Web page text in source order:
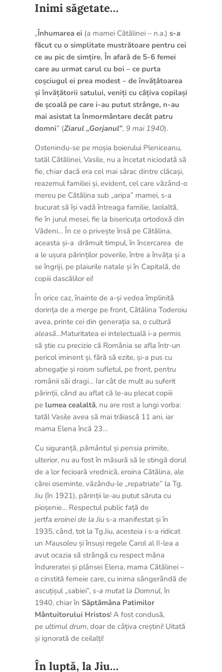
Inimi săgetate…
„Înhumarea ei (a mamei Cătălinei – n.a.) s-a
făcut cu o simplitate mustrătoare pentru cei
ce au pic de simțire. În afară de 5-6 femei
care au urmat carul cu boi – ce purta
coșciugul ei prea modest – de învățătoarea
și învățătorii satului, veniți cu câțiva copilași
de școală pe care i-au putut strânge, n-au
mai asistat la înmormântare decât patru
domni” (Ziarul „Gorjanul”, 9 mai 1940).
Ostenindu-se pe moșia boierului Pleniceanu,
tatăl Cătălinei, Vasile, nu a încetat niciodată să
fie, chiar dacă era cel mai sărac dintre clăcași,
reazemul familiei și, evident, cel care văzând-o
mereu pe Cătălina sub „aripa” mamei, s-a
bucurat să își vadă întreaga familie, laolaltă,
fie în jurul mesei, fie la bisericuța ortodoxă din
Vădeni… În ce o privește însă pe Cătălina,
aceasta și-a drămuit timpul, în încercarea de
a le ușura părinților poverile, între a învăța și a
se îngriji, pe plaiurile natale și în Capitală, de
copiii dascălilor ei!
În orice caz, înainte de a-și vedea împlinită
dorința de a merge pe front, Cătălina Toderoiu
avea, printe cei din generația sa, o cultură
aleasă…Maturitatea ei intelectuală i-a permis
să știe cu precizie că România se afla într-un
pericol iminent și, fără să ezite, și-a pus cu
abnegație și roism sufletul, pe front, pentru
românii săi dragi… Iar cât de mult au suferit
părinții, când au aflat că le-au plecat copiii
pe lumea cealaltă, nu are rost a lungi vorba:
tatăl Vasile avea să mai trăiască 11 ani, iar
mama Elena încă 23…
Cu siguranță, pământulși pensia primite,
ulterior, nu au fost în măsură să le stingă dorul
de a lor fecioară vrednică, eroina Cătălina, ale
cărei oseminte, văzându-le „repatriate” la Tg.
Jiu (în 1921), părinții le-au putut săruta cu
pioșenie… Respectul public față de
jertfa eroinei de la Jius-a manifestat și în
1935, când, tot la Tg.Jiu, acesteia i s-a ridicat
un Mausoleuși însuși regele Carol al II-lea a
avut ocazia să strângă cu respect mâna
îndureratei și plânsei Elena, mama Cătălinei –
o cinstită femeie care, cu inima sângerândă de
ascuțișul „sabiei”, s-a mutat la Domnul, în
1940, chiar în Săptămâna Patimilor
Mântuitorului Hristos! A fost condusă,
pe ultimul drum, doar de câțiva creștini! Uitată
și ignorată de ceilalți!
În luptă, la Jiu…